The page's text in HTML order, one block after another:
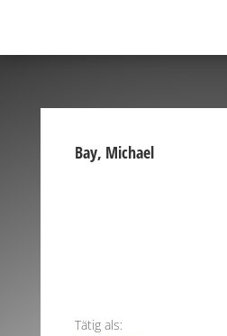
Bay, Michael
Tätig als: